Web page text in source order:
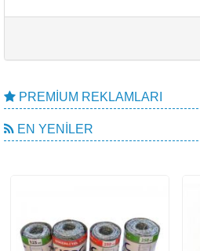
PREMIUM REKLAMLARI
EN YENILER